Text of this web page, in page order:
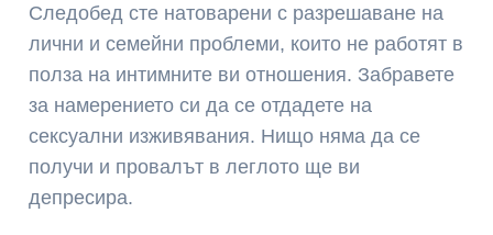
Следобед сте натоварени с разрешаване на
лични и семейни проблеми, които не работят в
полза на интимните ви отношения. Забравете
за намерението си да се отдадете на
сексуални изживявания. Нищо няма да се
получи и провалът в леглото ще ви
депресира.